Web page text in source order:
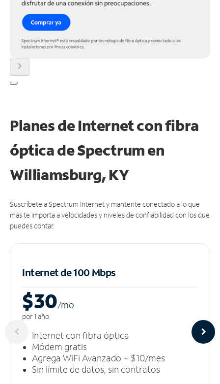
chevron_right
Planes de Internet con fibra
óptica de Spectrum en
Williamsburg, KY
Suscríbete a Spectrum Internet y mantente conectado a lo que
más te importa a velocidades y niveles de confiabilidad con los que
puedes contar.
Internet de 100 Mbps
$30/mo
por 1 año
Internet con fibra óptica
Módem gratis
Agrega WiFi Avanzado + $10/mes
Sin límite de datos, sin contratos